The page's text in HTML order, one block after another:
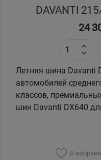
DAVANTI
24
Летняя шина Davanti
автомобилей
классов,
шин Davanti DX640
В